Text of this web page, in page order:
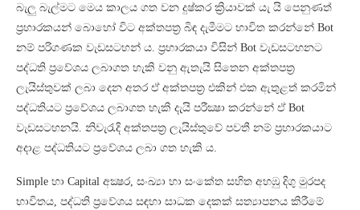
බැලු බැල්මට මෙය කාලය ගත වන දුෂ්කර ක්‍රියාවක් යැ යි පෙනුණත්
ප්‍රහාරකයන් බොහෝ විට අක්තපත්‍ර බිඳ දැමීමට භාවිත කරන්නේ Bot
නම් පරිගණක වැඩසටහන් ය. ප්‍රහාරකයා විසින් Bot වැඩසටහනට
පද්ධති ප්‍රවේශය ලබාගත හැකි වනු ඇතැයි සිතෙන අක්තපත්‍ර
ලැයිස්තුවක් ලබා දෙන අතර ඒ අක්තපත්‍ර එකින් එක ඇතුළත් කරමින්
පද්ධතියට ප්‍රවේශය ලබාගත හැකි දැයි පරීක්‍ෂා කරන්නේ ඒ Bot
වැඩසටහනයි. නිවැරැදි අක්තපත්‍ර ලැයිස්තුවේ පවතී නම් ප්‍රහාරකයාට
අදාළ පද්ධතියට ප්‍රවේශය ලබා ගත හැකි ය.
Simple හා Capital අක්‍ෂර, සංඛ්‍යා හා සංකේත සහිත අහඹු දිගු මුරපද
භාවිතය, පද්ධති ප්‍රවේශය සඳහා සාධක දෙකක් සත්‍යාපනය කිරීමේ